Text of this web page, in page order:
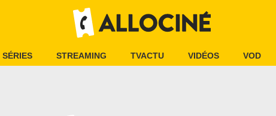
SÉRIES STREAMING TVACTU VIDÉOS VOD